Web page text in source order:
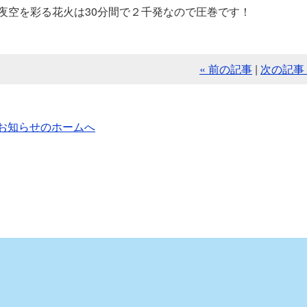
空を彩る花火は30分間で２千発なので圧巻です！
« 前の記事 | 次の記事
知らせのホームへ